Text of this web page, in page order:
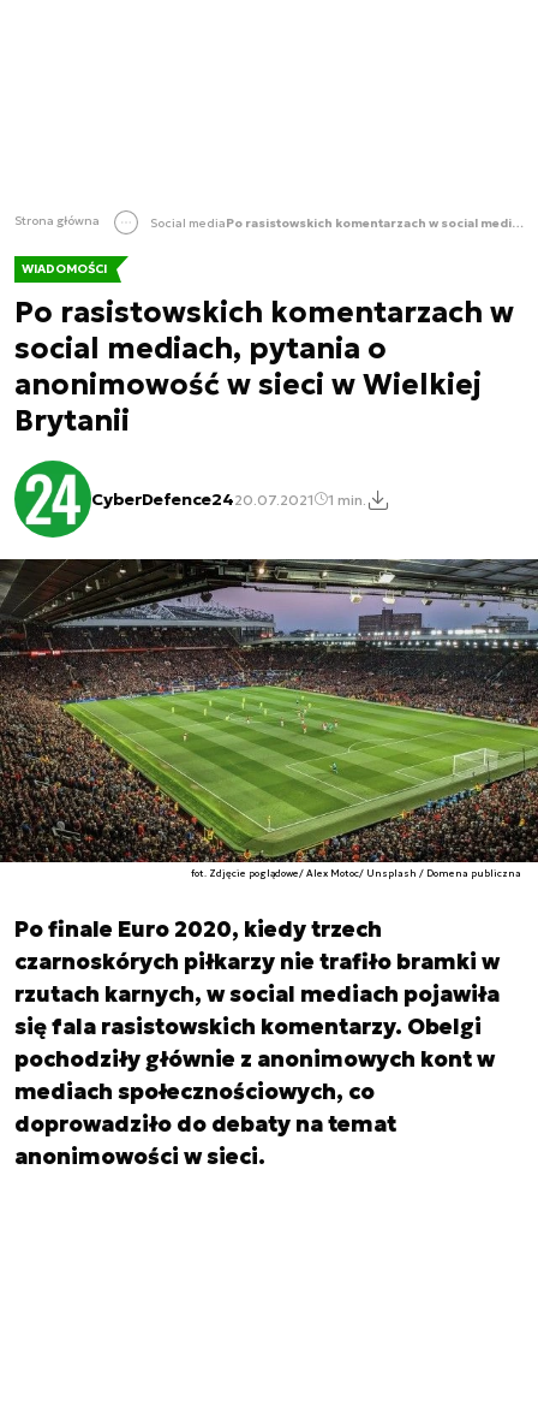
Strona główna Social media Po rasistowskich komentarzach w social mediach, pytania o anonimowość w sieci w Wielkiej Brytanii
WIADOMOŚCI
Po rasistowskich komentarzach w
social mediach, pytania o
anonimowość w sieci w Wielkiej
Brytanii
CyberDefence2420.07.2021 1 min.
fot. Zdjęcie poglądowe/ Alex Motoc/ Unsplash / Domena publiczna
Po finale Euro 2020, kiedy trzech
czarnoskórych piłkarzy nie trafiło bramki w
rzutach karnych, w social mediach pojawiła
się fala rasistowskich komentarzy. Obelgi
pochodziły głównie z anonimowych kont w
mediach społecznościowych, co
doprowadziło do debaty na temat
anonimowości w sieci.